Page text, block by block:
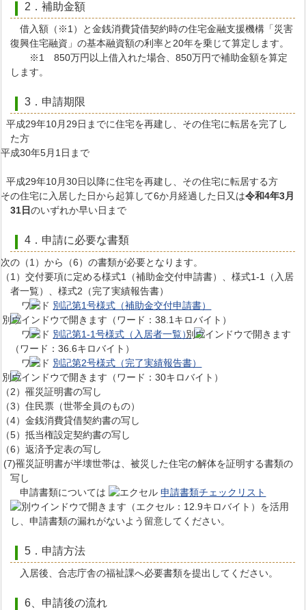
2．補助金額
借入額（※1）と金銭消費貸借契約時の住宅金融支援機構「災害
復興住宅融資」の基本融資額の利率と20年を乗じて算定します。
※1 850万円以上借入れた場合、850万円で補助金額を算定
します。
3．申請期限
平成29年10月29日までに住宅を再建し、その住宅に転居を完了し
た方
30年5月1日まで
平成29年10月30日以降に住宅を再建し、その住宅に転居する方
住宅に入居した日から起算して6か月経過した日又は令和4年3月
31日のいずれか早い日まで
4．申請に必要な書類
（1）から（6）の書類が必要となります。
）交付要項に定める様式1（補助金交付申請書）、様式1-1（入居
者一覧）、様式2（完了実績報告書）
別記第1号様式（補助金交付申請書）
（ワード：38.1キロバイト）
別記第1-1号様式（入居者一覧）
（ワード：36.6キロバイト）
別記第2号様式（完了実績報告書）
（ワード：30キロバイト）
）罹災証明書の写し
）住民票（世帯全員のもの）
）金銭消費貸借契約書の写し
）抵当権設定契約書の写し
）返済予定表の写し
罹災証明書が半壊世帯は、被災した住宅の解体を証明する書類の
写し
申請書類については
申請書類チェックリスト
（エクセル：12.9キロバイト）を活用
し、申請書類の漏れがないよう留意してください。
5．申請方法
入居後、合志庁舎の福祉課へ必要書類を提出してください。
6、申請後の流れ